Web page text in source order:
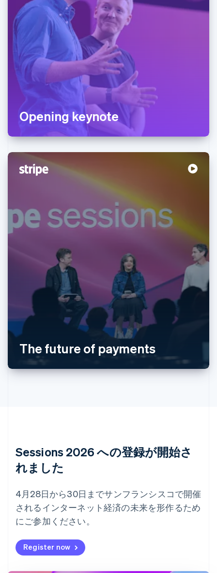
Opening keynote
The future of payments
Sessions 2026 への登録が開始さ
れました
4月28日から30日までサンフランシスコで開催
されるインターネット経済の未来を形作るため
にご参加ください。
Register now
アイルランド
English
简体中文
English
イギリス
English
オーストリア
DeutschEnglish
オランダ
カナダ
English Français
キプロス
English
ギリシア
English
クロアチア